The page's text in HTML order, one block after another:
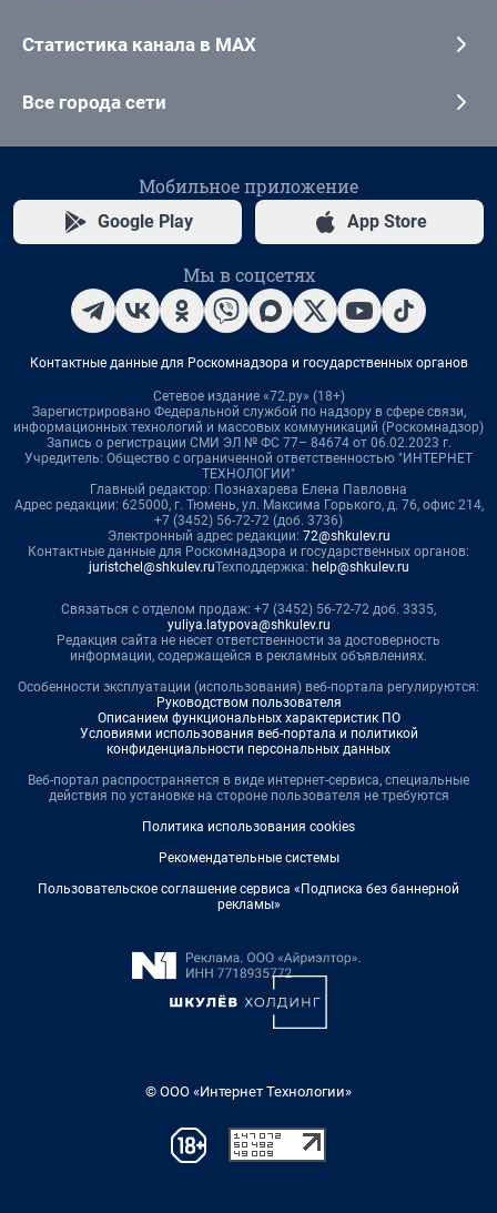
Статистика канала в MAX
Все города сети
Мобильное приложение
Google Play App Store
Мы в соцсетях
Контактные данные для Роскомнадзора и государственных органов
Сетевое издание «72.ру» (18+)
Зарегистрировано Федеральной службой по надзору в сфере связи,
информационных технологий и массовых коммуникаций (Роскомнадзор)
Запись о регистрации СМИ ЭЛ № ФС 77– 84674 от 06.02.2023 г.
Учредитель: Общество с ограниченной ответственностью "ИНТЕРНЕТ
ТЕХНОЛОГИИ"
Главный редактор: Познахарева Елена Павловна
Адрес редакции: 625000, г. Тюмень, ул. Максима Горького, д. 76, офис 214,
+7 (3452) 56-72-72 (доб. 3736)
Электронный адрес редакции: 72@shkulev.ru
Контактные данные для Роскомнадзора и государственных органов:
juristchel@shkulev.ruТехподдержка: help@shkulev.ru
Связаться с отделом продаж: +7 (3452) 56-72-72 доб. 3335,
yuliya.latypova@shkulev.ru
Редакция сайта не несет ответственности за достоверность
информации, содержащейся в рекламных объявлениях.
Особенности эксплуатации (использования) веб-портала регулируются:
Руководством пользователя
Описанием функциональных характеристик ПО
Условиями использования веб-портала и политикой
конфиденциальности персональных данных
Веб-портал распространяется в виде интернет-сервиса, специальные
действия по установке на стороне пользователя не требуются
Политика использования cookies
Рекомендательные системы
Пользовательское соглашение сервиса «Подписка без баннерной
рекламы»
© ООО «Интернет Технологии»